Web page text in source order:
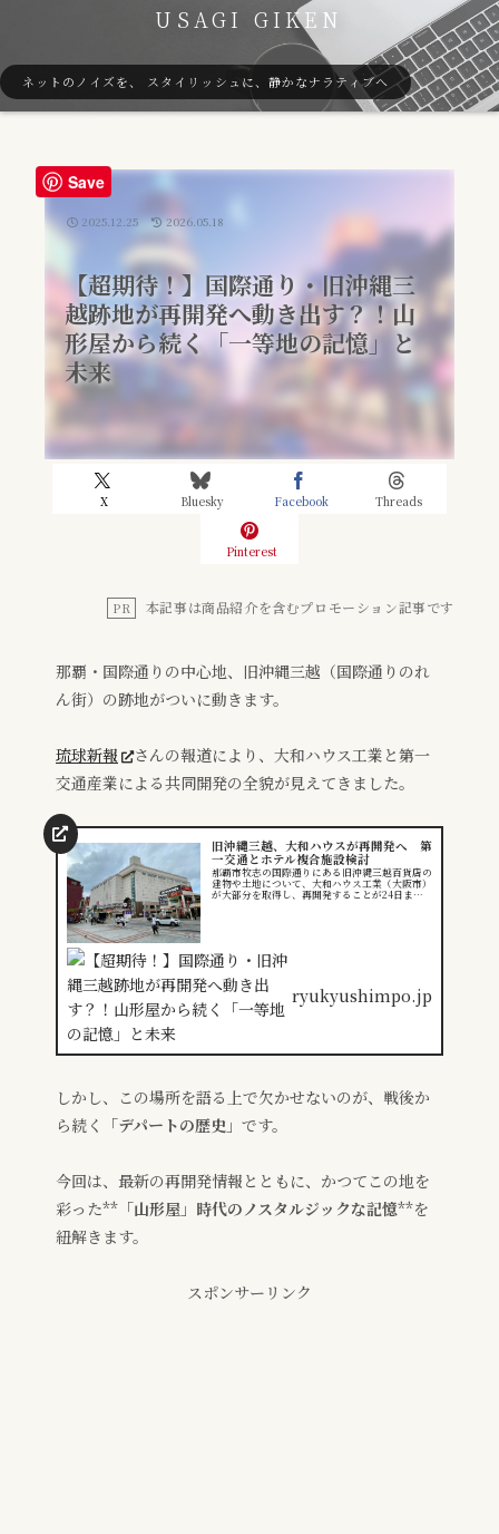
USAGI GIKEN
ネットのノイズを、 スタイリッシュに、静かなナラティブへ
【超期待！】国際通り・旧沖縄三
越跡地が再開発へ動き出す？！山
形屋から続く「一等地の記憶」と
未来
X Bluesky Facebook Threads
Pinterest
2025.12.25 2026.05.18
PR 本記事は商品紹介を含むプロモーション記事です
那覇・国際通りの中心地、旧沖縄三越（国際通りのれ
ん街）の跡地がついに動きます。
琉球新報
さんの報道により、大和ハウス工業と第一
交通産業による共同開発の全貌が見えてきました。
旧沖縄三越、大和ハウスが再開発へ 第
一交通とホテル複合施設検討
那覇市牧志の国際通りにある旧沖縄三越百貨店の
建物や土地について、大和ハウス工業（大阪市）
が大部分を取得し、再開発することが24日まで
ryukyushimpo.jp
しかし、この場所を語る上で欠かせないのが、戦後か
ら続く
「デパートの歴史」 です。
今回は、最新の再開発情報とともに、かつてこの地を
彩った** 「山形屋」時代のノスタルジックな記憶**を
紐解きます。
スポンサーリンク
Save